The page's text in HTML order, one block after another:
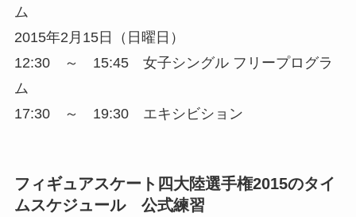
ム
2015年2月15日（日曜日）
12:30 ～ 15:45 女子シングル フリープログラ
ム
17:30 ～ 19:30 エキシビション
フィギュアスケート四大陸選手権2015のタイ
ムスケジュール 公式練習